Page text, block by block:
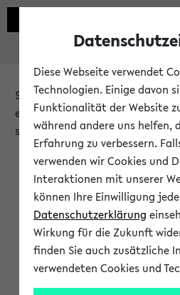
Sie möchten auf eine eKVV
erst nach einer Anmeldung am
steht.
Bitte melden
Anmeldung am
Diese Webseite verwendet
Technologien. Einige davon
Funktionalität der Website
während andere uns helfen,
Erfahrung zu verbessern.
verwenden wir Cookies und
Interaktionen mit unserer
können Ihre Einwilligung
Datenschutzerklärung
Wirkung für die Zukunft
finden Sie auch zusätzliche
verwendeten Cookies und